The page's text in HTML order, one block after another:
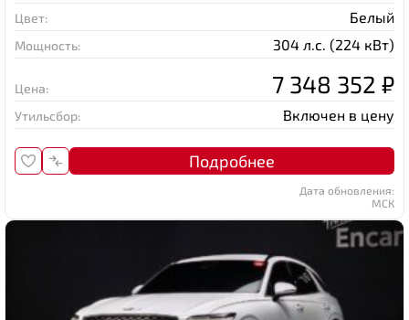
Цвет: Белый
Мощность: 304 л.с. (224 кВт)
Цена: 7 348 352 ₽
Утильсбор: Включен в цену
Подробнее
Дата обновления:
МСК